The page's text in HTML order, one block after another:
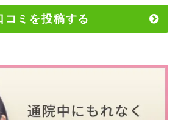
コミを投稿する